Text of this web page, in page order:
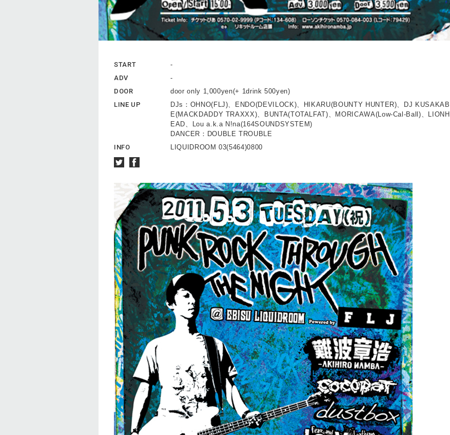
START
-
ADV
-
DOOR
door only 1,000yen(+ 1drink 500yen)
LINE UP
DJs：OHNO(FLJ)、ENDO(DEVILOCK)、HIKARU(BOUNTY HUNTER)、DJ KUSAKAB
E(MACKDADDY TRAXXX)、BUNTA(TOTALFAT)、MORICAWA(Low-Cal-Ball)、LIONH
EAD、Lou a.k.a N!na(164SOUNDSYSTEM)
DANCER：DOUBLE TROUBLE
INFO
LIQUIDROOM 03(5464)0800